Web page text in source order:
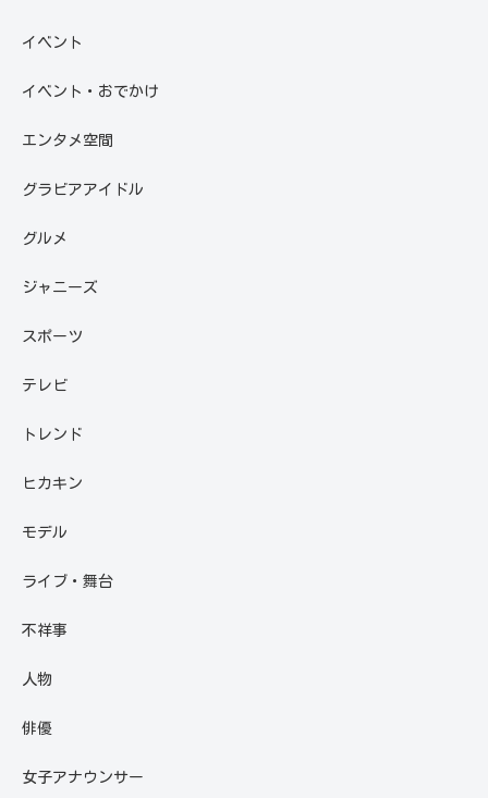
イベント
イベント・おでかけ
エンタメ空間
グラビアアイドル
グルメ
ジャニーズ
スポーツ
テレビ
トレンド
ヒカキン
モデル
ライブ・舞台
不祥事
人物
俳優
女子アナウンサー